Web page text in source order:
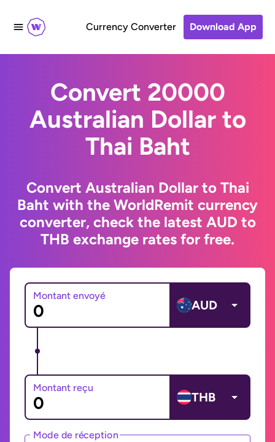
Currency Converter Download App
Convert 20000
Australian Dollar to
Thai Baht
Convert Australian Dollar to Thai
Baht with the WorldRemit currency
converter, check the latest AUD to
THB exchange rates for free.
Montant envoyé
AUD
Montant reçu
THB
Mode de réception